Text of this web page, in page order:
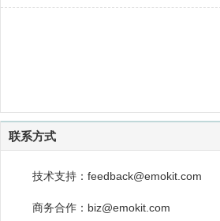
联系方式
技术支持：feedback@emokit.com
商务合作：biz@emokit.com